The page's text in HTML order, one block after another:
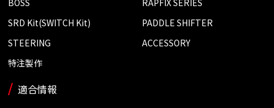
BOSS
RAPFIX SERIES
SRD Kit(SWITCH Kit)
PADDLE SHIFTER
STEERING
ACCESSORY
特注製作
適合情報